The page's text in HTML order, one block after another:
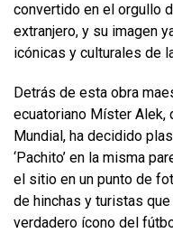
convertido en el orgullo
extranjero, y su imagen
icónicas y culturales de
Detrás de esta obra
ecuatoriano Míster Alek,
Mundial, ha decidido
‘Pachito’ en la misma
el sitio en un punto de
de hinchas y turistas
verdadero ícono del